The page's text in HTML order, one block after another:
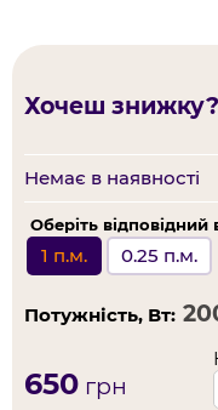
Хочеш знижку?
Немає в наявності
Оберіть відповідний
1 п.м. 0.25 п.м.
Потужність, Вт:
650 грн